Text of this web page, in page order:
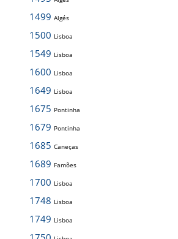
1499 Algés
1500 Lisboa
1549 Lisboa
1600 Lisboa
1649 Lisboa
1675 Pontinha
1679 Pontinha
1685 Caneças
1689 Famões
1700 Lisboa
1748 Lisboa
1749 Lisboa